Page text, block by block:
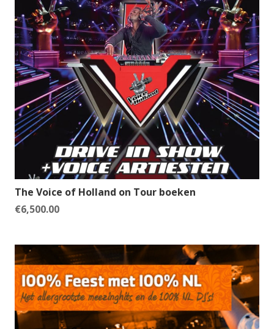
The Voice of Holland on Tour boeken
€6,500.00